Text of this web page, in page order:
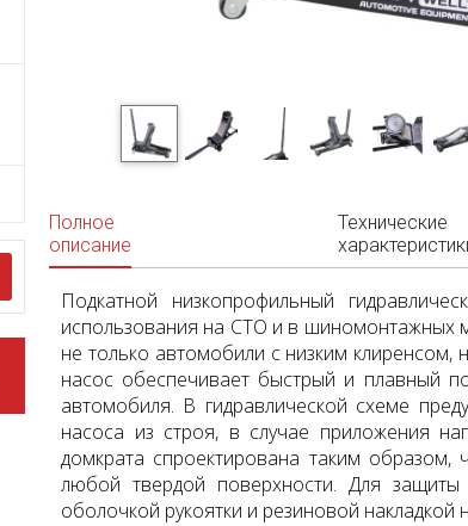
Полное
описание
Технические
Подкатной низкопрофильный
использования на СТО и в шиномонтажных
не только автомобили с низким
насос обеспечивает быстрый и плавный
автомобиля. В гидравлической схеме
насоса из строя, в случае приложения
домкрата спроектирована таким
любой твердой поверхности. Для
оболочкой рукоятки и резиновой